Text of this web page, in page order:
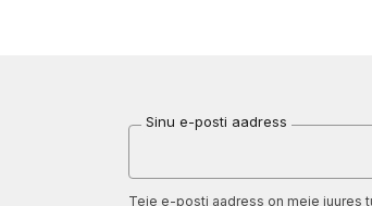
Sinu e-posti aadress
Teie e-posti aadress on meie juures